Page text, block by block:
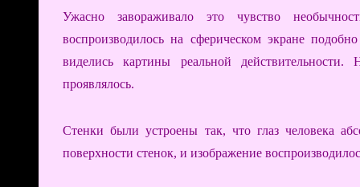
Ужасно завораживало это чувство
воспроизводилось на сферическом экране
виделись картины реальной
проявлялось.
Стенки были устроены так, что глаз человека
поверхности стенок, и изображение